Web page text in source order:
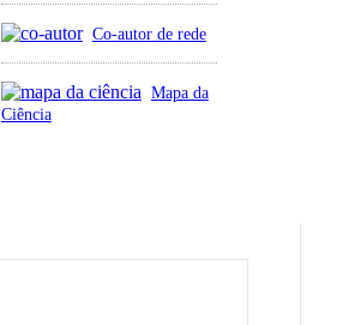
Co-autor de rede
Mapa da
Ciência